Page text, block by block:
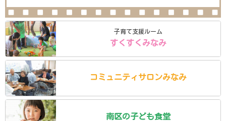
子育て支援ルーム
すくすくみなみ
コミュニティ サロンみなみ
南区の子ども食堂